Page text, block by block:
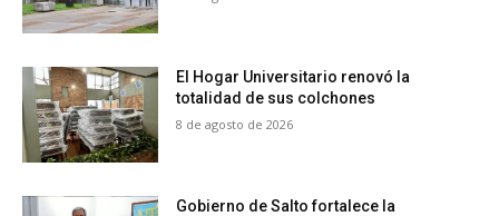
El Hogar Universitario renovó la
totalidad de sus colchones
8 de agosto de 2026
Gobierno de Salto fortalece la